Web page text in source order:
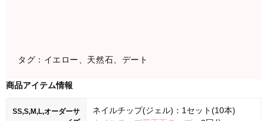
タグ：イエロー、天然石、デート
商品アイテム情報
SS,S,M,L,オーダーサ
ネイルチップ(ジェル)：1セット(10本)